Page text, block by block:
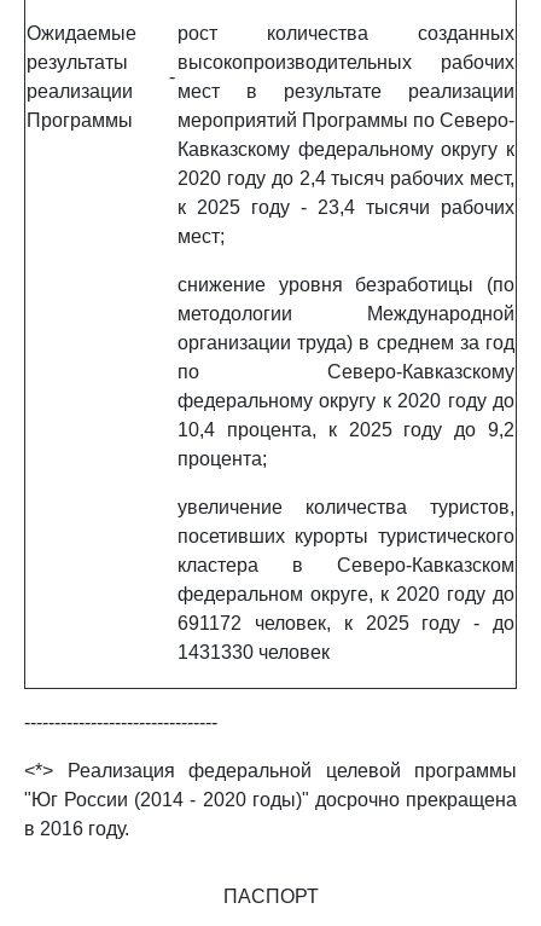
Ожидаемые
результаты
реализации
Программы
-
рост количества созданных
высокопроизводительных рабочих
мест в результате реализации
мероприятий Программы по Северо-
Кавказскому федеральному округу к
2020 году до 2,4 тысяч рабочих мест,
к 2025 году - 23,4 тысячи рабочих
мест;
снижение уровня безработицы (по
методологии Международной
организации труда) в среднем за год
по Северо-Кавказскому
федеральному округу к 2020 году до
10,4 процента, к 2025 году до 9,2
процента;
увеличение количества туристов,
посетивших курорты туристического
кластера в Северо-Кавказском
федеральном округе, к 2020 году до
691172 человек, к 2025 году - до
1431330 человек
--------------------------------
<*> Реализация федеральной целевой программы
"Юг России (2014 - 2020 годы)" досрочно прекращена
в 2016 году.
ПАСПОРТ